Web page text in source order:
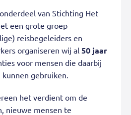
van Stichting Het
een grote groep
reisbegeleiders en
organiseren wij al 50 jaar
voor mensen die daarbij
gebruiken.
het verdient om de
nieuwe mensen te